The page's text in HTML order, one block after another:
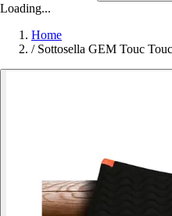
Loading...
Home
/ Sottosella GEM Touc